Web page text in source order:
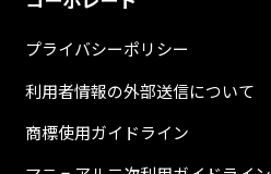
プライバシーポリシー
利用者情報の外部送信について
商標使用ガイドライン